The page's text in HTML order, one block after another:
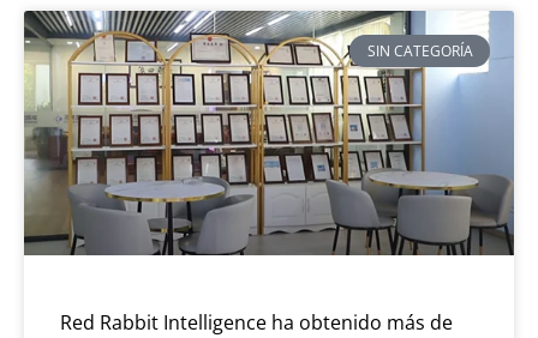
SIN CATEGORÍA
Red Rabbit Intelligence ha obtenido más de